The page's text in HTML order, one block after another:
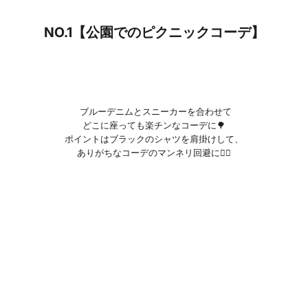
NO.1【公園でのピクニックコーデ】
ブルーデニムとスニーカーを合わせて
どこに座っても楽チンなコーデに🌳
ポイントはブラックのシャツを肩掛けして、
ありがちなコーデのマンネリ回避に🏃‍♀️